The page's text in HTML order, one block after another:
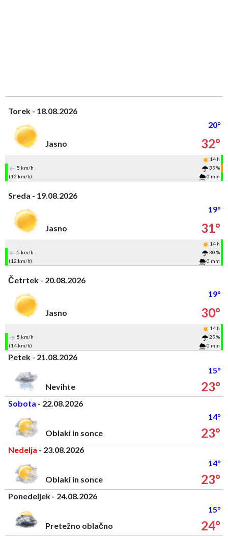
Torek - 18.08.2026
20°
Jasno
32°
14 h
5 km/h
39 %
(12 km/h)
0 mm
Sreda - 19.08.2026
19°
Jasno
31°
14 h
5 km/h
30 %
(12 km/h)
0 mm
Četrtek - 20.08.2026
19°
Jasno
30°
14 h
5 km/h
29 %
(14 km/h)
0 mm
Petek - 21.08.2026
15°
Nevihte
23°
Sobota - 22.08.2026
14°
Oblaki in sonce
23°
Nedelja - 23.08.2026
14°
Oblaki in sonce
23°
Ponedeljek - 24.08.2026
15°
Pretežno oblačno
24°